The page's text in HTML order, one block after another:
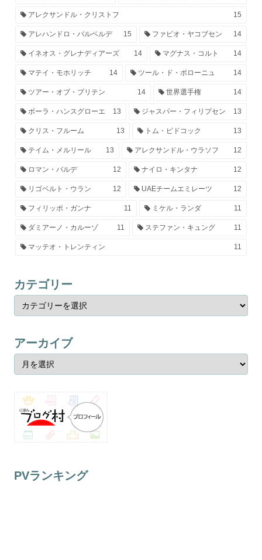
アレクサンドル・クリストフ 15
アレハンドロ・バルベルデ 15 ファビオ・ヤコブセン 14
イネオス・グレナディアーズ 14 マグナス・コルト 14
マテイ・モホリッチ 14 ツール・ド・ポローニュ 14
ツアー・オブ・ブリテン 14 世界選手権 14
ボーラ・ハンスグローエ 13 ジャスパー・フィリプセン 13
クリス・フルーム 13 トム・ピドコック 13
テイム・メルリール 13 アレクサンドル・ウラソフ 12
ロマン・バルデ 12 ナイロ・キンタナ 12
リゴベルト・ウラン 12 UAEチームエミレーツ 12
フィリッポ・ガンナ 11 ミケル・ランダ 11
ダミアーノ・カルーゾ 11 ステファン・キュング 11
マッテオ・トレンティン 11
カテゴリー
アーカイブ
PVランキング